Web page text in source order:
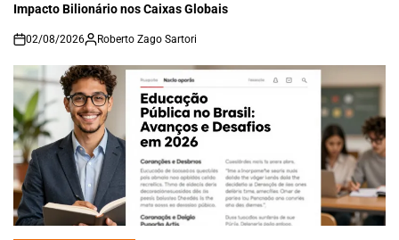
Impacto Bilionário nos Caixas Globais
on
02/08/2026 Roberto Zago Sartori